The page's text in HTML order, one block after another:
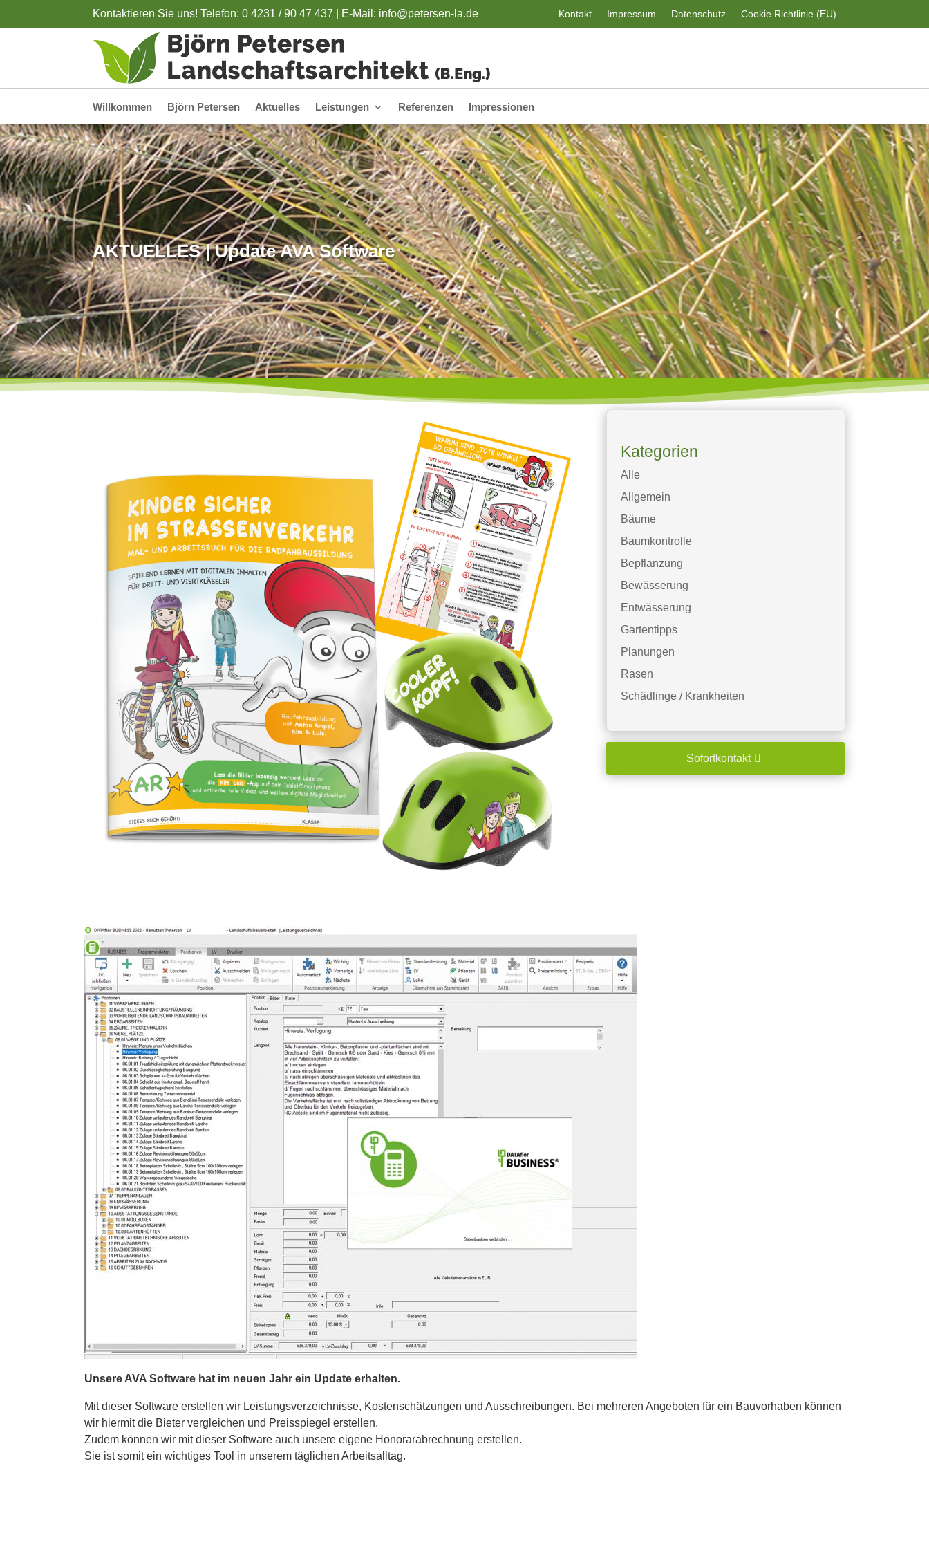
Kontaktieren Sie uns! Telefon: 0 4231 / 90 47 437 | E-Mail: info@petersen-la.de Kontakt Impressum Datenschutz Cookie Richtlinie (EU)
Willkommen Björn Petersen Aktuelles Leistungen Referenzen Impressionen
AKTUELLES | Update AVA Software
Kategorien
Alle
Allgemein
Bäume
Baumkontrolle
Bepflanzung
Bewässerung
Entwässerung
Gartentipps
Planungen
Rasen
Schädlinge / Krankheiten
Sofortkontakt
Unsere AVA Software hat im neuen Jahr ein Update erhalten.
Mit dieser Software erstellen wir Leistungsverzeichnisse, Kostenschätzungen und Ausschreibungen. Bei mehreren Angeboten für ein Bauvorhaben können
wir hiermit die Bieter vergleichen und Preisspiegel erstellen.
Zudem können wir mit dieser Software auch unsere eigene Honorarabrechnung erstellen.
Sie ist somit ein wichtiges Tool in unserem täglichen Arbeitsalltag.